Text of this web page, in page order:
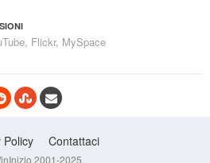
Flickr, MySpace
Policy Contattaci
2001-2025